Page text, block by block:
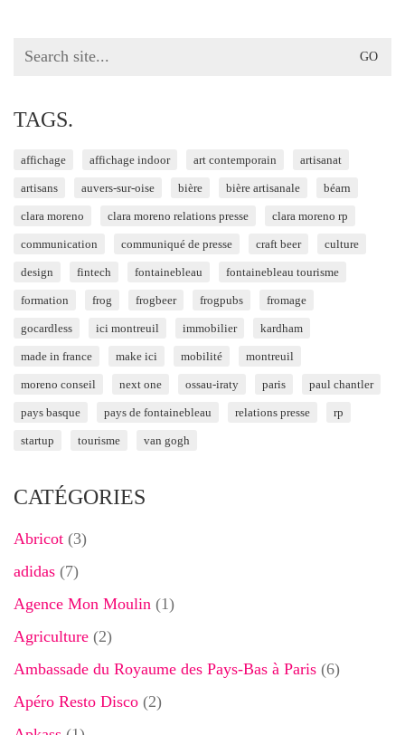
Search
TAGS.
affichage affichage indoor art contemporain artisanat
artisans auvers-sur-oise bière bière artisanale béarn
clara moreno clara moreno relations presse clara moreno rp
communication communiqué de presse craft beer culture
design fintech fontainebleau fontainebleau tourisme
formation frog frogbeer frogpubs fromage
gocardless ici montreuil immobilier kardham
made in france make ici mobilité montreuil
moreno conseil next one ossau-iraty paris paul chantler
pays basque pays de fontainebleau relations presse rp
startup tourisme van gogh
CATÉGORIES
Abricot (3)
adidas (7)
Agence Mon Moulin (1)
Agriculture (2)
Ambassade du Royaume des Pays-Bas à Paris (6)
Apéro Resto Disco (2)